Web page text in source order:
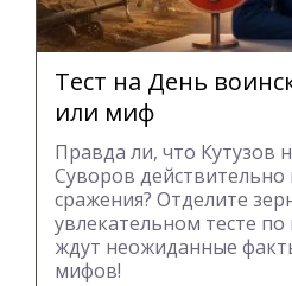
Тест на День
или миф
Правда ли, что Кутузов
Суворов
сражения? Отделите
увлекательном тесте
ждут неожиданные
мифов!